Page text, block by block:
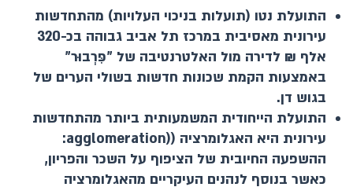
התועלת נטו (תועלות בניכוי העלויות) מהתחדשות
עירונית מאסיבית במרכז תל אביב גבוהה בכ-320
אלף ₪ לדירה מול האלטרנטיבה של "פִּרְבוּר"
באמצעות הקמת שכונות חדשות בשולי הערים של
בגוש דן.
התועלת הייחודית המשמעותית ביותר מהתחדשות
עירונית היא האגלומרציה ((agglomeration
:
ההשפעה החיובית של הציפוף על השכר והפריון,
כאשר בנוסף לנהנים העיקריים מהאגלומרציה